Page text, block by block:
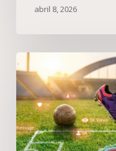
abril 8, 2026